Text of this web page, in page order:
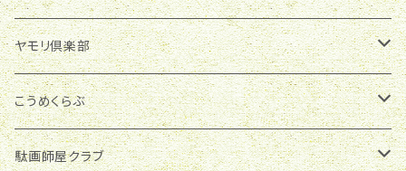
季節商品
グラスランタン
ランプシェード
雑貨・小物
マグネット
布製品
ヤモリ倶楽部
マグネット
ブローチ
こうめくらぶ
アクセサリー
駄画師屋クラブ